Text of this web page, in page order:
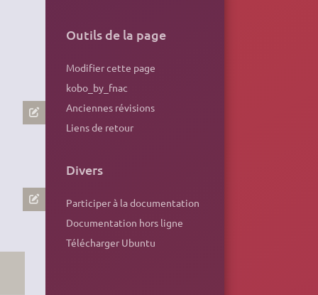
Outils de la page
Modifier cette page
kobo_by_fnac
Anciennes révisions
Liens de retour
Divers
Participer à la documentation
Documentation hors ligne
Télécharger Ubuntu